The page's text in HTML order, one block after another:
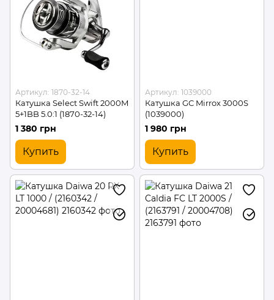
Артикул: 1870-32-14
Катушка Select Swift 2000M
5+1BB 5.0:1 (1870-32-14)
1 380 грн
Купить
Артикул: 1039000
Катушка GC Mirrox 3000S
(1039000)
1 980 грн
Купить